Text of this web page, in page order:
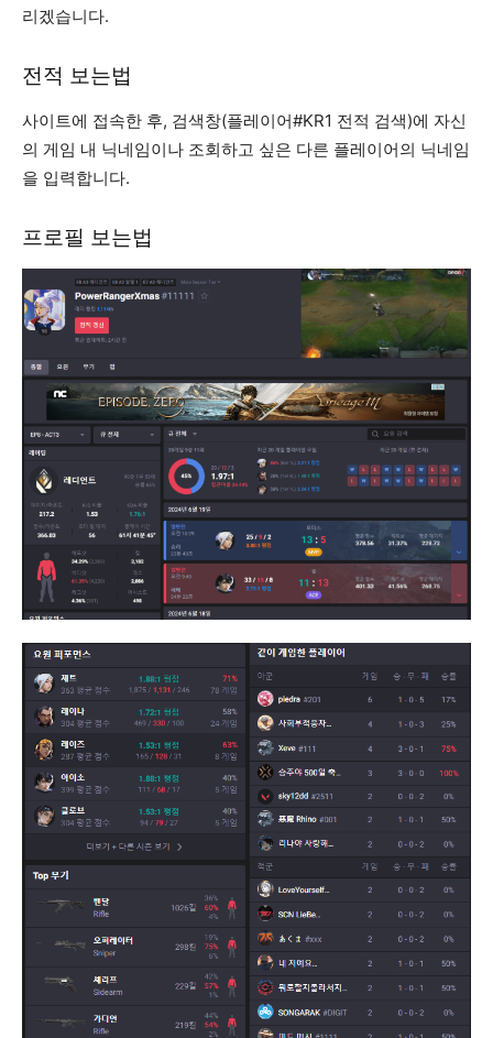
리겠습니다.
전적 보는법
사이트에 접속한 후, 검색창(플레이어#KR1 전적 검색)에 자신
의 게임 내 닉네임이나 조회하고 싶은 다른 플레이어의 닉네임
을 입력합니다.
프로필 보는법